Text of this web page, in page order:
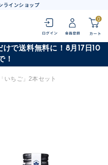
ラインショップ
0
で送料無料に！8月17日10
！
いちご」2本セット